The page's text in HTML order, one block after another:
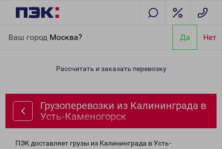
Ваш город Москва? Да Нет
Усть-Каменогорск
Рассчитать и заказать перевозку
Грузоперевозки из Калининграда в
Усть-Каменогорск
ПЭК доставляет грузы из Калининграда в Усть-